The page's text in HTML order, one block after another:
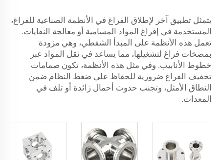
يتمثل تطبيق آخر لإطلاق الفراغ في الأنظمة الصناعية للفراغ،
المستخدمة في إفراغ المواد المسامية أو معالجة النفايات.
تعمل هذه الأنظمة على المبدأ الشفطي، وهي مزودة
بمضخات فراغ لتشغيلها، مما يساعد في نقل المواد عبر
خطوط الأنابيب. وفي مثل هذه الأنظمة، تكون صمامات
تخفيف الفراغ ضرورية للحفاظ على ضغط النظام ضمن
النطاق الأمثل، وتجنب حدوث أحمال زائدة أو تلف في
المعدات.